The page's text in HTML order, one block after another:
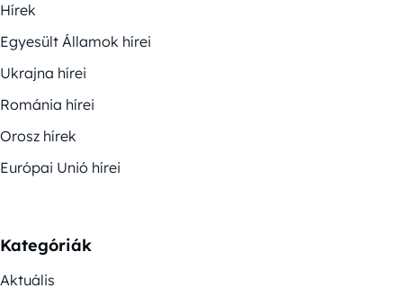
Hírek
Egyesült Államok hírei
Ukrajna hírei
Románia hírei
Orosz hírek
Európai Unió hírei
Kategóriák
Aktuális